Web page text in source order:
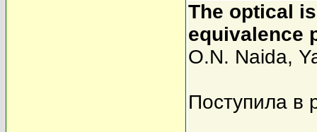
The optical
equivalence
O.N. Naida,
Поступила в